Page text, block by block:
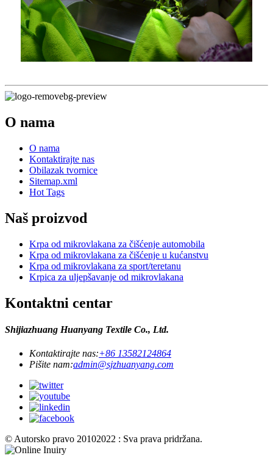
O nama
O nama
Kontaktirajte nas
Obilazak tvornice
Sitemap.xml
Hot Tags
Naš proizvod
Krpa od mikrovlakana za čišćenje automobila
Krpa od mikrovlakana za čišćenje u kućanstvu
Krpa od mikrovlakana za sport/teretanu
Krpica za uljepšavanje od mikrovlakana
Kontaktni centar
Shijiazhuang Huanyang Textile Co., Ltd.
Kontaktirajte nas:+86 13582124864
Pišite nam:admin@sjzhuanyang.com
© Autorsko pravo 20102022 : Sva prava pridržana.